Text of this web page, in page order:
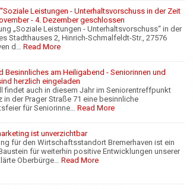
Leistungen - Unterhaltsvorschuss in der Zeit
- 4. Dezember geschlossen
„Soziale Leistungen - Unterhaltsvorschuss“ in der
Stadthauses 2, Hinrich-Schmalfeldt-Str., 27576
d…
Read More
Besinnliches am Heiligabend - Seniorinnen und
herzlich eingeladen
findet auch in diesem Jahr im Seniorentreffpunkt
in der Prager Straße 71 eine besinnliche
für Seniorinne…
Read More
ist unverzichtbar
für den Wirtschaftsstandort Bremerhaven ist ein
für weiterhin positive Entwicklungen unserer
Oberbürge…
Read More